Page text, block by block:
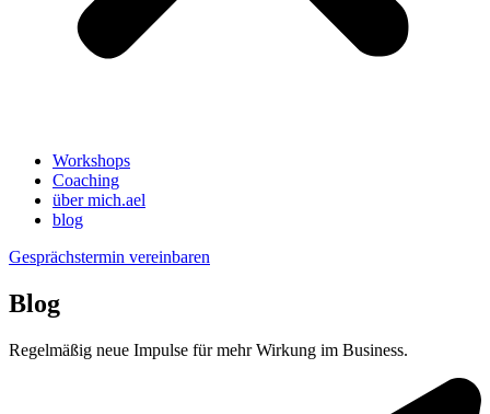
Workshops
Coaching
über mich.ael
blog
Gesprächstermin vereinbaren
Blog
Regelmäßig neue Impulse für mehr Wirkung im Business.